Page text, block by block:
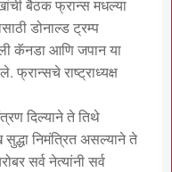
बैठक फ्रान्स मधल्या
डोनाल्ड ट्रम्प
कॅनडा आणि जपान या
फ्रान्सचे राष्ट्राध्यक्ष
दिल्याने ते तिथे
निमंत्रित असल्याने ते
सर्व नेत्यांनी सर्व